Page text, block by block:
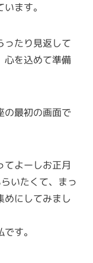
ます。
ったり見返して
を込めて準備
の最初の画面で
よーしお正月
いたくて、まっ
めにしてみまし
す。